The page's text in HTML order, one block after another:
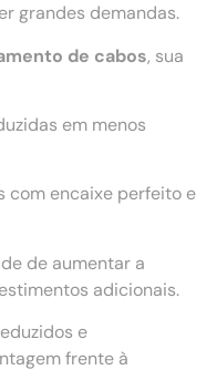
grandes demandas.
de cabos, sua
em menos
com encaixe perfeito e
de aumentar a
adicionais.
e
frente à